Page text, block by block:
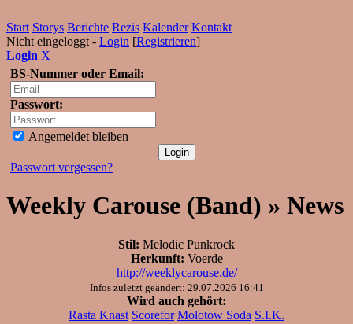
Start Storys Berichte Rezis Kalender Kontakt
Nicht eingeloggt - Login [Registrieren]
Login X
BS-Nummer oder Email:
Passwort:
Angemeldet bleiben
Passwort vergessen?
Weekly Carouse (Band) » News
Stil: Melodic Punkrock
Herkunft: Voerde
http://weeklycarouse.de/
Infos zuletzt geändert: 29.07.2026 16:41
Wird auch gehört:
Rasta Knast Scorefor Molotow Soda S.I.K.